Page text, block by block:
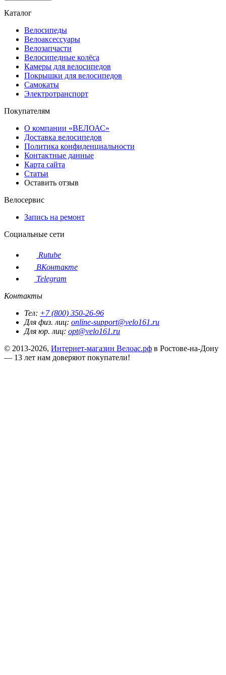
Каталог
Велосипеды
Велоаксессуары
Велозапчасти
Велосипедные колёса
Камеры для велосипедов
Покрышки для велосипедов
Самокаты
Электротранспорт
Покупателям
О компании «ВЕЛОАС»
Доставка велосипедов
Политика конфиденциальности
Контактные данные
Карта сайта
Статьи
Оставить отзыв
Велосервис
Запись на ремонт
Социальные сети
Rutube
ВКонтакте
Telegram
Контакты
Тел: +7 (800) 350-26-96
Для физ. лиц: online-support@velo161.ru
Для юр. лиц: opt@velo161.ru
© 2013-2026, Интернет-магазин Велоас.рф в Ростове-на-Дону
— 13 лет нам доверяют покупатели!